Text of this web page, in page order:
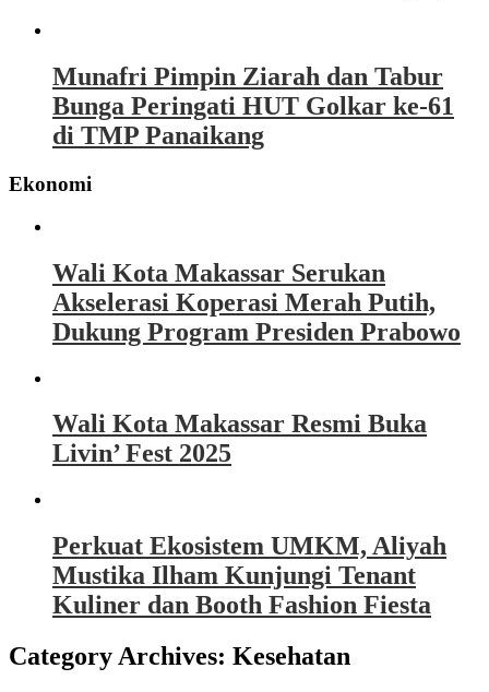
Munafri Pimpin Ziarah dan Tabur
Bunga Peringati HUT Golkar ke-61
di TMP Panaikang
Ekonomi
Wali Kota Makassar Serukan
Akselerasi Koperasi Merah Putih,
Dukung Program Presiden Prabowo
Wali Kota Makassar Resmi Buka
Livin’ Fest 2025
Perkuat Ekosistem UMKM, Aliyah
Mustika Ilham Kunjungi Tenant
Kuliner dan Booth Fashion Fiesta
Category Archives: Kesehatan